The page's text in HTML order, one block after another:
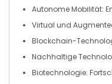
Autonome Mobilität:
Virtual und
Blockchain-
Nachhaltige
Biotechnologie: